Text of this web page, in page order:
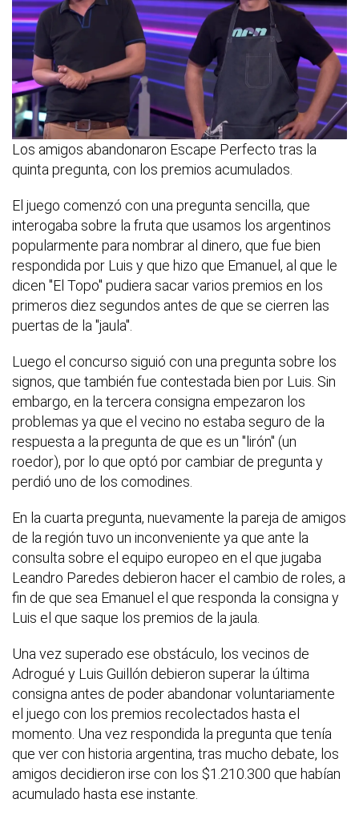
Los amigos abandonaron Escape Perfecto tras la
quinta pregunta, con los premios acumulados.
El juego comenzó con una pregunta sencilla, que
interogaba sobre la fruta que usamos los argentinos
popularmente para nombrar al dinero, que fue bien
respondida por Luis y que hizo que Emanuel, al que le
dicen "El Topo" pudiera sacar varios premios en los
primeros diez segundos antes de que se cierren las
puertas de la "jaula".
Luego el concurso siguió con una pregunta sobre los
signos, que también fue contestada bien por Luis. Sin
embargo, en la tercera consigna empezaron los
problemas ya que el vecino no estaba seguro de la
respuesta a la pregunta de que es un "lirón" (un
roedor), por lo que optó por cambiar de pregunta y
perdió uno de los comodines.
En la cuarta pregunta, nuevamente la pareja de amigos
de la región tuvo un inconveniente ya que ante la
consulta sobre el equipo europeo en el que jugaba
Leandro Paredes debieron hacer el cambio de roles, a
fin de que sea Emanuel el que responda la consigna y
Luis el que saque los premios de la jaula.
Una vez superado ese obstáculo, los vecinos de
Adrogué y Luis Guillón debieron superar la última
consigna antes de poder abandonar voluntariamente
el juego con los premios recolectados hasta el
momento. Una vez respondida la pregunta que tenía
que ver con historia argentina, tras mucho debate, los
amigos decidieron irse con los $1.210.300 que habían
acumulado hasta ese instante.